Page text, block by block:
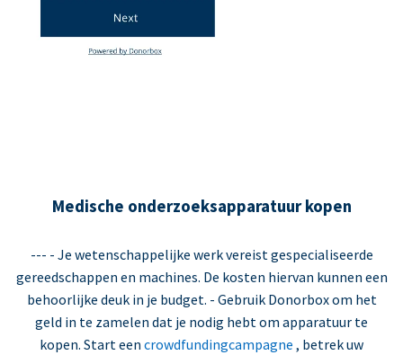
Medische onderzoeksapparatuur kopen
--- - Je wetenschappelijke werk vereist gespecialiseerde
gereedschappen en machines. De kosten hiervan kunnen een
behoorlijke deuk in je budget. - Gebruik Donorbox om het
geld in te zamelen dat je nodig hebt om apparatuur te
kopen. Start een crowdfundingcampagne , betrek uw